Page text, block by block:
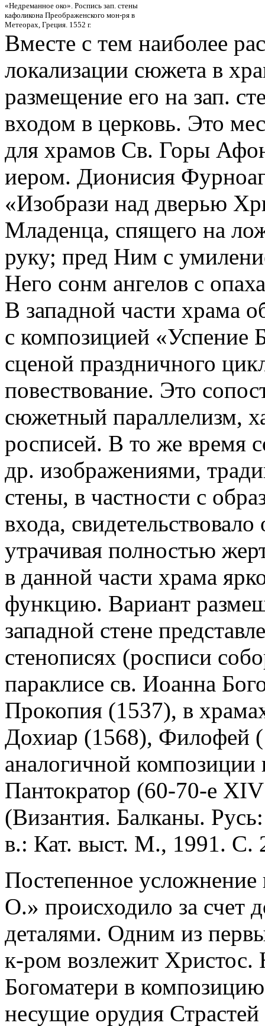
«Недреманное око». Роспись зап. стены
кафоликона Преображенского мон-ря в
Метеорах, Греция. 1552 г.
Вместе с тем наиболее
локализации сюжета в
размещение его на зап.
входом в церковь. Это
для храмов Св. Горы
иером. Дионисия
«Изобрази над дверью
Младенца, спящего на
руку; пред Ним с
Него сонм ангелов с
В западной части храма
с композицией «Успение
сценой праздничного
повествование. Это
сюжетный параллелизм,
росписей. В то же время
др. изображениями,
стены, в частности с
входа,
утрачивая полностью
в данной части храма
функцию. Вариант
западной стене
стенописях (росписи
параклисе св. Иоанна
Прокопия (1537), в
Дохиар (1568), Филофей
аналогичной
Пантократор (60-70-е
(Византия. Балканы.
в.: Кат. выст. М., 1991.
Постепенное
О.» происходило за счет
деталями. Одним из
к-ром возлежит Христос.
Богоматери в
несущие орудия